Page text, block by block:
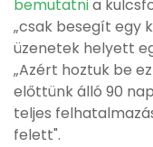
bemutatnia
„csak besegít egy
üzenetek helyett
„Azért hoztuk be
előttünk álló 90
teljes
felett".